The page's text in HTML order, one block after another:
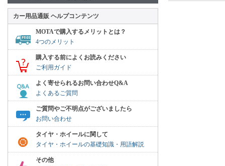
カー用品通販 ヘルプコンテンツ
MOTAで購入するメリットとは？
4つのメリット
購入する前によくお読みください
ご利用ガイド
よく寄せられるお問い合わせQ&A
よくあるご質問
ご質問やご不明点がございましたら
お問い合わせ
タイヤ・ホイールに関して
タイヤ・ホイールの基礎知識・用語解説
その他